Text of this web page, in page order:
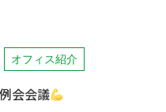
オフィス紹介
会会議